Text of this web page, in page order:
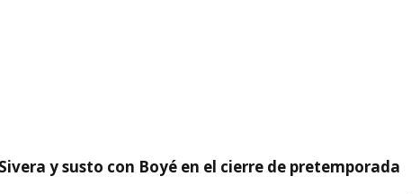
y susto con Boyé en el cierre de pretemporada